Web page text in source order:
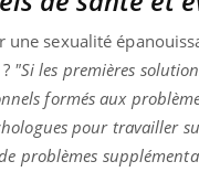
sexualité
"Si les premières
formés aux
pour travailler
problèmes